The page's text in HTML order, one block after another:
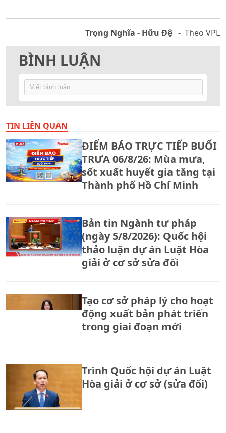
Trọng Nghĩa - Hữu Đệ - Theo VPL
BÌNH LUẬN
TIN LIÊN QUAN
ĐIỂM BÁO TRỰC TIẾP BUỔI
TRƯA 06/8/26: Mùa mưa,
sốt xuất huyết gia tăng tại
Thành phố Hồ Chí Minh
Bản tin Ngành tư pháp
(ngày 5/8/2026): Quốc hội
thảo luận dự án Luật Hòa
giải ở cơ sở sửa đổi
Tạo cơ sở pháp lý cho hoạt
động xuất bản phát triển
trong giai đoạn mới
Trình Quốc hội dự án Luật
Hòa giải ở cơ sở (sửa đổi)